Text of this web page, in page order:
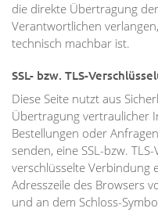
die direkte Übertragung
Verantwortlichen
technisch machbar ist.
SSL- bzw. TLS-
Diese Seite nutzt aus
Übertragung vertraulicher
Bestellungen oder
senden, eine SSL-bzw.
verschlüsselte Verbindung
Adresszeile des Browsers
und an dem Schloss-